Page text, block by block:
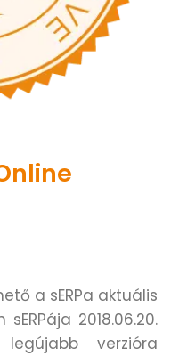
a sERPa aktuális
2018.06.20.
verzióra